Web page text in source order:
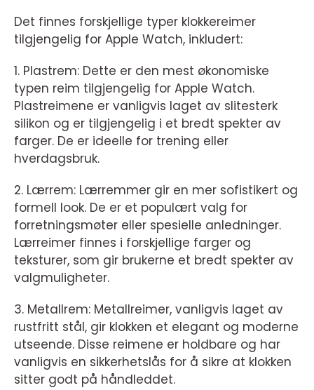
Det finnes forskjellige typer klokkereimer
tilgjengelig for Apple Watch, inkludert:
1. Plastrem: Dette er den mest økonomiske
typen reim tilgjengelig for Apple Watch.
Plastreimene er vanligvis laget av slitesterk
silikon og er tilgjengelig i et bredt spekter av
farger. De er ideelle for trening eller
hverdagsbruk.
2. Lærrem: Lærremmer gir en mer sofistikert og
formell look. De er et populært valg for
forretningsmøter eller spesielle anledninger.
Lærreimer finnes i forskjellige farger og
teksturer, som gir brukerne et bredt spekter av
valgmuligheter.
3. Metallrem: Metallreimer, vanligvis laget av
rustfritt stål, gir klokken et elegant og moderne
utseende. Disse reimene er holdbare og har
vanligvis en sikkerhetslås for å sikre at klokken
sitter godt på håndleddet.